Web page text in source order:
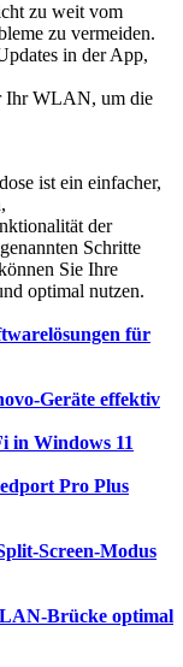
zu weit vom
zu vermeiden.
in der App,
Ihr WLAN, um die
ist ein einfacher,
der
Schritte
Sie Ihre
optimal nutzen.
für
Geräte effektiv
in Windows 11
Pro Plus
Screen-Modus
Brücke optimal